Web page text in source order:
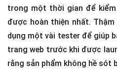
trong một thời gian để
được hoàn thiện nhất.
dụng một vài tester để giúp
trang web trước khi được
rằng sản phẩm không hề sót